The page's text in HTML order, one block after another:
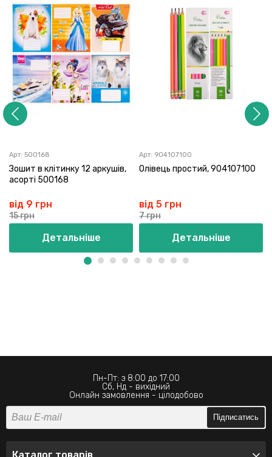
Арт: 500168
Зошит в клітинку 12 аркушів,
асорті 500168
від 9 грн
15 грн
Детальніше
Арт: 904107100
Олівець простий, 904107100
від 5 грн
7 грн
Детальніше
Пн-Пт: з 8:00 до 17:00
Сб, Нд - вихідний
Онлайн замовлення - цілодобово
Підписатись